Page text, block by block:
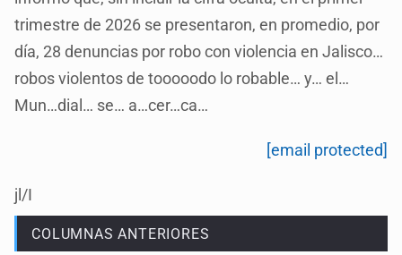
trimestre de 2026 se presentaron, en promedio, por
día, 28 denuncias por robo con violencia en Jalisco…
robos violentos de tooooodo lo robable… y… el…
Mun…dial… se… a…cer…ca…
[email protected]
jl/I
COLUMNAS ANTERIORES